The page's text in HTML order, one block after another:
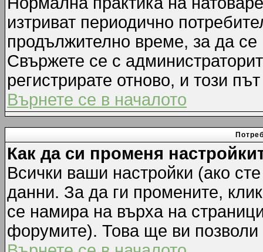
изтриват периодично
продължително време, за да
Свържете се с
регистрирате отново, и този
Върнете се в началото
Как да си променя
Всички ваши настройки (ако
данни. За да ги промените,
се намира на върха на
форумите). Това ще ви позволи